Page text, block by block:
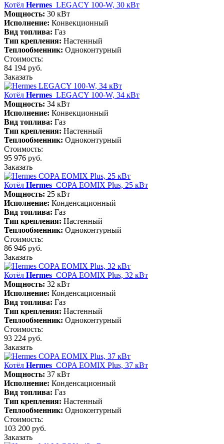
Котёл Hermes LEGACY 100-W, 30 кВт
Мощность: 30 кВт
Исполнение: Конвекционный
Вид топлива: Газ
Тип крепления: Настенный
Теплообменник: Одноконтурный
Стоимость:
84 194 руб.
Заказать
Котёл Hermes LEGACY 100-W, 34 кВт
Мощность: 34 кВт
Исполнение: Конвекционный
Вид топлива: Газ
Тип крепления: Настенный
Теплообменник: Одноконтурный
Стоимость:
95 976 руб.
Заказать
Котёл Hermes COPA EOMIX Plus, 25 кВт
Мощность: 25 кВт
Исполнение: Конденсационный
Вид топлива: Газ
Тип крепления: Настенный
Теплообменник: Одноконтурный
Стоимость:
86 946 руб.
Заказать
Котёл Hermes COPA EOMIX Plus, 32 кВт
Мощность: 32 кВт
Исполнение: Конденсационный
Вид топлива: Газ
Тип крепления: Настенный
Теплообменник: Одноконтурный
Стоимость:
93 224 руб.
Заказать
Котёл Hermes COPA EOMIX Plus, 37 кВт
Мощность: 37 кВт
Исполнение: Конденсационный
Вид топлива: Газ
Тип крепления: Настенный
Теплообменник: Одноконтурный
Стоимость:
103 200 руб.
Заказать